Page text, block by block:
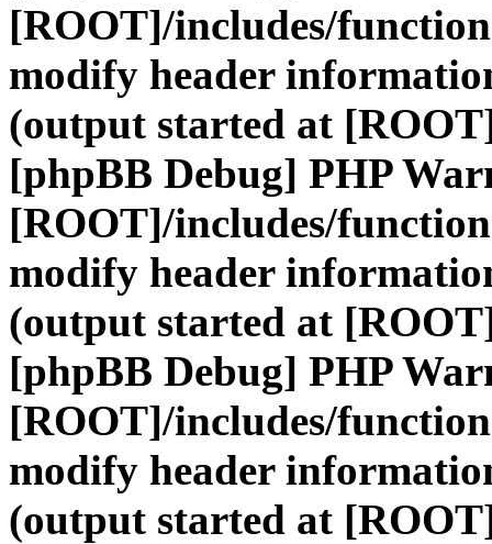
[ROOT]/includes/
modify header
(output started at
[phpBB Debug] PHP
[ROOT]/includes/
modify header
(output started at
[phpBB Debug] PHP
[ROOT]/includes/
modify header
(output started at